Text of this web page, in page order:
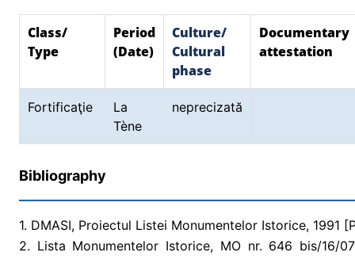
Class/
Type
Period
(Date)
Culture/
Cultural
phase
Documentary
attestation
Fortificaţie
La
Tène
neprecizată
Bibliography
1. DMASI, Proiectul Listei Monumentelor Istorice, 1991
2. Lista Monumentelor Istorice, MO nr. 646 bis/16/